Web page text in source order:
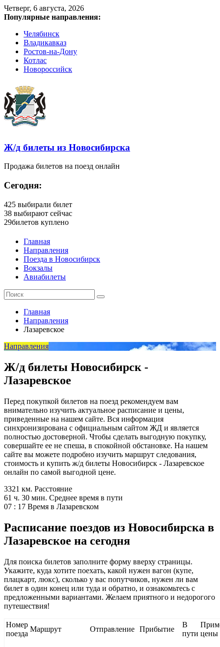
Четверг, 6 августа, 2026
Популярные направления:
Челябинск
Владикавказ
Ростов-на-Дону
Котлас
Новороссийск
Ж/д билеты из Новосибирска
Продажа билетов на поезд онлайн
Сегодня:
425 выбирали билет
38 выбирают сейчас
29билетов куплено
Главная
Направления
Поезда в Новосибирск
Вокзалы
Авиабилеты
Главная
Направления
Лазаревское
Направления
Ж/д билеты Новосибирск -
Лазаревское
Перед покупкой билетов на поезд рекомендуем вам
внимательно изучить актуальное расписание и цены,
приведенные на нашем сайте. Вся информация
синхронизирована с официальным сайтом ЖД и является
полностью достоверной. Чтобы сделать выгодную покупку,
совершайте ее не спеша, в спокойной обстановке. На нашем
сайте вы можете подробно изучить маршрут следования,
стоимость и купить ж/д билеты Новосибирск - Лазаревское
онлайн по самой выгодной цене.
3321 км. Расстояние
61 ч. 30 мин. Среднее время в пути
07 : 17 Время в Лазаревском
Расписание поездов из Новосибирска в
Лазаревское на сегодня
Для поиска билетов заполните форму вверху страницы.
Укажите, куда хотите поехать, какой нужен вагон (купе,
плацкарт, люкс), сколько у вас попутчиков, нужен ли вам
билет в один конец или туда и обратно, и ознакомьтесь с
предложенными вариантами. Желаем приятного и недорогого
путешествия!
Номер
поезда
Маршрут Отправление Прибытие
В
пути цены